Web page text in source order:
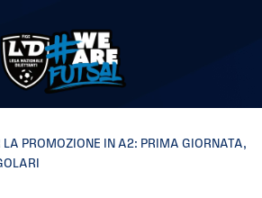
LA PROMOZIONE IN A2: PRIMA GIORNATA,